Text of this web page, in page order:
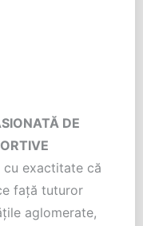
DE
cu exactitate că
față tuturor
aglomerate,